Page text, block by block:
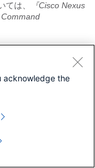
ては、
『Cisco Nexus
トのコンフ
する方法を示したも
4 maximum 128
1024
acknowledge the